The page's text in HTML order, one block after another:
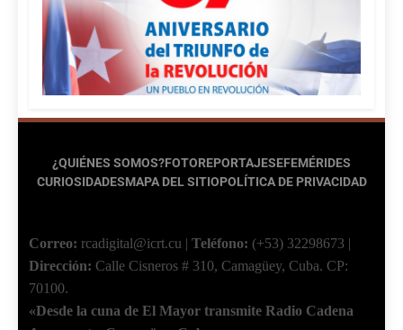
¿QUIÉNES SOMOS?FOTOREPORTAJESEFEMÉRIDES
CURIOSIDADESMAPA DEL SITIOPOLÍTICA DE PRIVACIDAD
Correo: rcadigital@icrt.cu | Teléfono: (+53) 32298673 |
Dirección: Calle Cisneros # 310, Camagüey, Cuba. CP:
70100.
«Desde la cuna de El Mayor transmite Radio Cadena